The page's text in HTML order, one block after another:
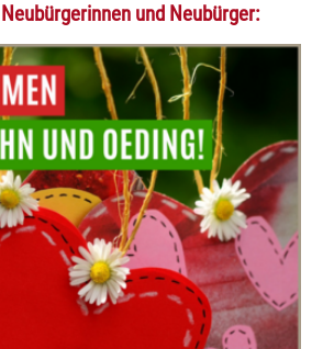
und Neubürger: